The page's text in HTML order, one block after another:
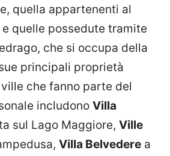
quella appartenenti al
quelle possedute tramite
che si occupa della
principali proprietà
che fanno parte del
includono Villa
sul Lago Maggiore, Ville
Villa Belvedere a